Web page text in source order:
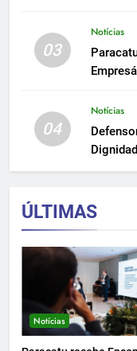
03
Notícias
04
Notícias
ÚLTIMAS
Notícias